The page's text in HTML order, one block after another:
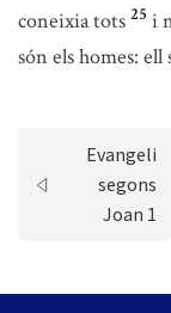
coneixia tots 25 i
són els homes: ell
Evangeli
segons
Joan 1